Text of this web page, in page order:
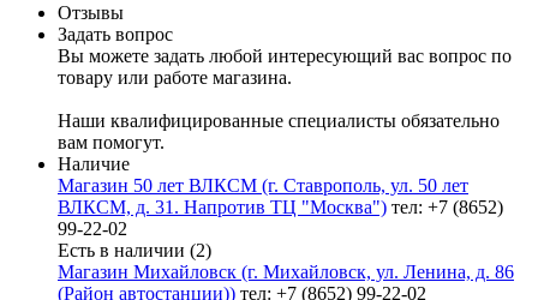
Отзывы
Задать вопрос
Вы можете задать любой интересующий вас вопрос по
товару или работе магазина.
Наши квалифицированные специалисты обязательно
вам помогут.
Наличие
Магазин 50 лет ВЛКСМ (г. Ставрополь, ул. 50 лет
ВЛКСМ, д. 31. Напротив ТЦ "Москва") тел: +7 (8652)
99-22-02
Есть в наличии (2)
Магазин Михайловск (г. Михайловск, ул. Ленина, д. 86
(Район автостанции)) тел: +7 (8652) 99-22-02